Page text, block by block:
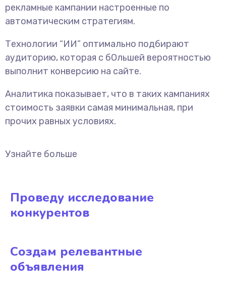
рекламные кампании настроенные по
автоматическим стратегиям.
Технологии “ИИ” оптимально подбирают
аудиторию, которая с бОльшей вероятностью
выполнит конверсию на сайте.
Аналитика показывает, что в таких кампаниях
стоимость заявки самая минимальная, при
прочих равных условиях.
Узнайте больше
Проведу исследование
конкурентов
Создам релевантные
объявления